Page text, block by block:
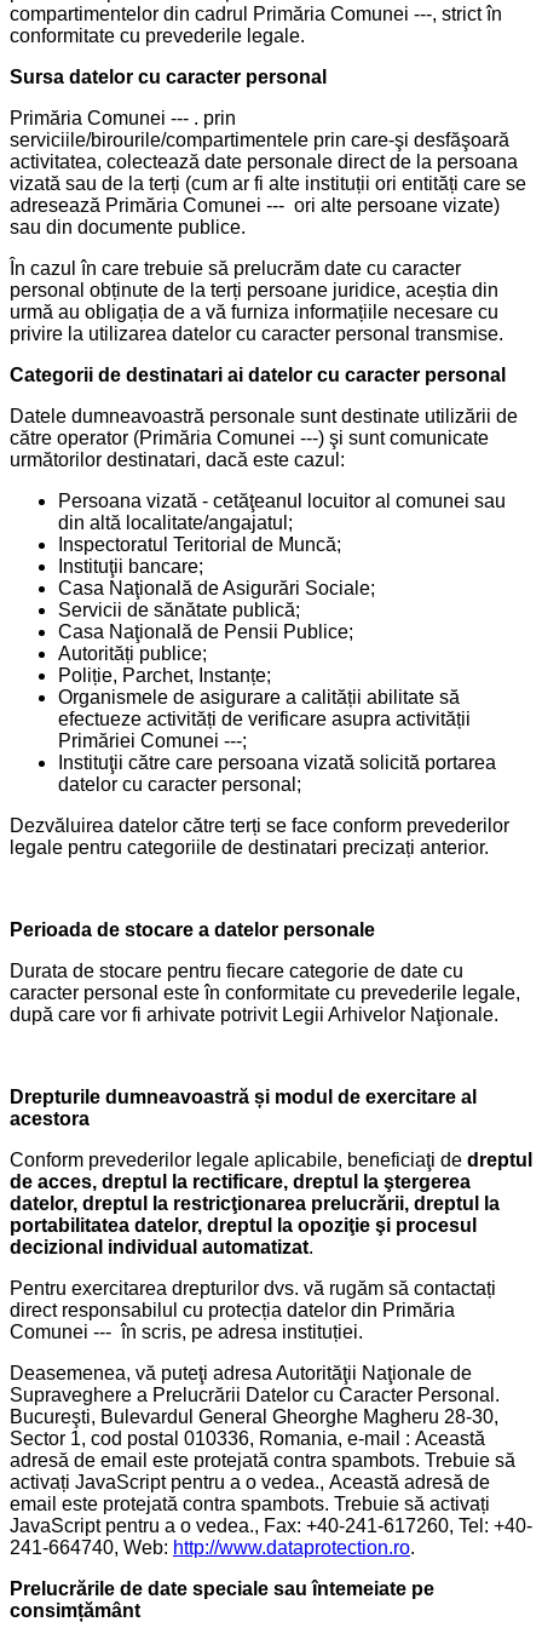
compartimentelor din cadrul Primăria Comunei ---, strict în
conformitate cu prevederile legale.
Sursa datelor cu caracter personal
Primăria Comunei --- . prin
serviciile/birourile/compartimentele prin care-şi desfăşoară
activitatea, colectează date personale direct de la persoana
vizată sau de la terți (cum ar fi alte instituții ori entități care se
adresează Primăria Comunei --- ori alte persoane vizate)
sau din documente publice.
În cazul în care trebuie să prelucrăm date cu caracter
personal obținute de la terți persoane juridice, aceștia din
urmă au obligația de a vă furniza informațiile necesare cu
privire la utilizarea datelor cu caracter personal transmise.
Categorii de destinatari ai datelor cu caracter personal
Datele dumneavoastră personale sunt destinate utilizării de
către operator (Primăria Comunei ---) şi sunt comunicate
următorilor destinatari, dacă este cazul:
Persoana vizată - cetăţeanul locuitor al comunei sau
din altă localitate/angajatul;
Inspectoratul Teritorial de Muncă;
Instituţii bancare;
Casa Naţională de Asigurări Sociale;
Servicii de sănătate publică;
Casa Naţională de Pensii Publice;
Autorități publice;
Poliție, Parchet, Instanțe;
Organismele de asigurare a calității abilitate să
efectueze activități de verificare asupra activității
Primăriei Comunei ---;
Instituţii către care persoana vizată solicită portarea
datelor cu caracter personal;
Dezvăluirea datelor către terți se face conform prevederilor
legale pentru categoriile de destinatari precizați anterior.
Perioada de stocare a datelor personale
Durata de stocare pentru fiecare categorie de date cu
caracter personal este în conformitate cu prevederile legale,
după care vor fi arhivate potrivit Legii Arhivelor Naţionale.
Drepturile dumneavoastră și modul de exercitare al
acestora
Conform prevederilor legale aplicabile, beneficiaţi de dreptul
de acces, dreptul la rectificare, dreptul la ştergerea
datelor, dreptul la restricţionarea prelucrării, dreptul la
portabilitatea datelor, dreptul la opoziţie şi procesul
decizional individual automatizat.
Pentru exercitarea drepturilor dvs. vă rugăm să contactați
direct responsabilul cu protecția datelor din Primăria
Comunei --- în scris, pe adresa instituției.
Deasemenea, vă puteţi adresa Autorităţii Naţionale de
Supraveghere a Prelucrării Datelor cu Caracter Personal.
Bucureşti, Bulevardul General Gheorghe Magheru 28-30,
Sector 1, cod postal 010336, Romania, e-mail : Această
adresă de email este protejată contra spambots. Trebuie să
activați JavaScript pentru a o vedea., Această adresă de
email este protejată contra spambots. Trebuie să activați
JavaScript pentru a o vedea., Fax: +40-241-617260, Tel: +40-
241-664740, Web: http://www.dataprotection.ro.
Prelucrările de date speciale sau întemeiate pe
consimțământ